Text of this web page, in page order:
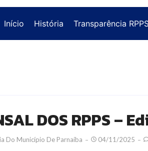
Início História Transparência
DOS RPPS –
Do Município De Parnaíba 04/11/2025